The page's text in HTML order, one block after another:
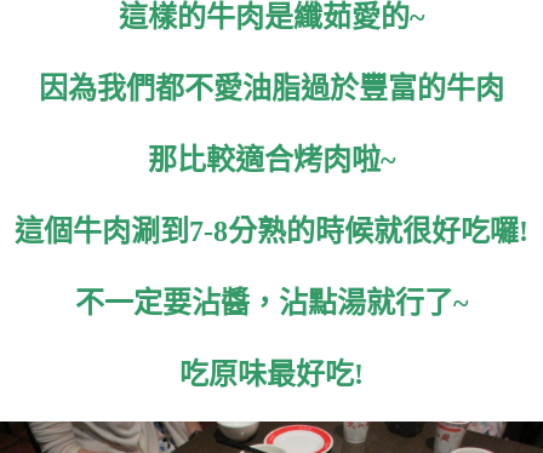
這樣的牛肉是纖茹愛的~
因為我們都不愛油脂過於豐富的牛肉
那比較適合烤肉啦~
這個牛肉涮到7-8分熟的時候就很好吃囉!
不一定要沾醬，沾點湯就行了~
吃原味最好吃!